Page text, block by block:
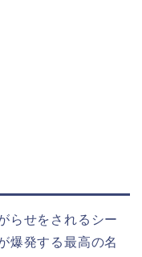
らせをされるシー
爆発する最高の名